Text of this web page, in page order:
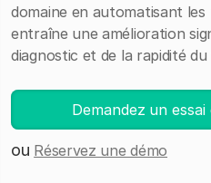
domaine en automatisant
entraîne une amélioration
diagnostic et de la rapidité
Demandez un
ou Réservez une démo